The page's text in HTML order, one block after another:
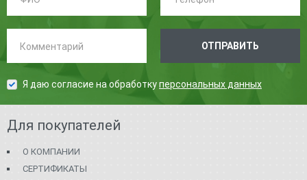
ОТПРАВИТЬ
Я даю согласие на обработкуперсональных данных
Для покупателей
О КОМПАНИИ
СЕРТИФИКАТЫ